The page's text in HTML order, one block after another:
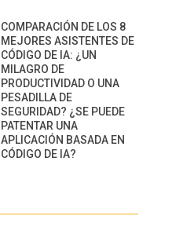
COMPARACIÓN DE LOS 8
MEJORES ASISTENTES DE
CÓDIGO DE IA: ¿UN
MILAGRO DE
PRODUCTIVIDAD O UNA
PESADILLA DE
SEGURIDAD? ¿SE PUEDE
PATENTAR UNA
APLICACIÓN BASADA EN
CÓDIGO DE IA?